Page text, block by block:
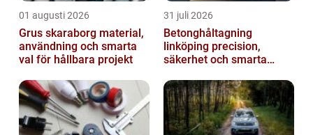
01 augusti 2026
Grus skaraborg material,
användning och smarta
val för hållbara projekt
31 juli 2026
Betonghåltagning
linköping precision,
säkerhet och smarta